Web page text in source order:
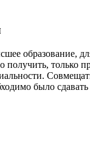
образование,
только
было